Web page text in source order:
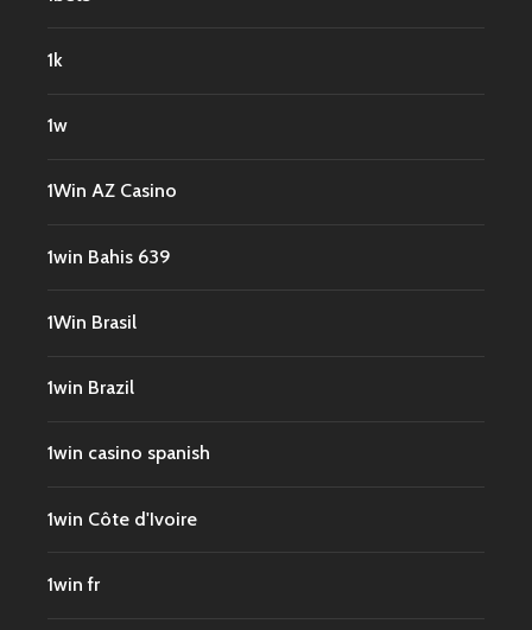
1k
1w
1Win AZ Casino
1win Bahis 639
1Win Brasil
1win Brazil
1win casino spanish
1win Côte d'Ivoire
1win fr